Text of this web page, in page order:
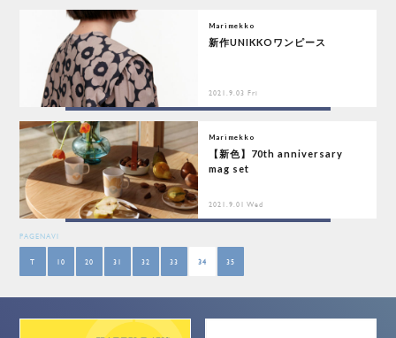
Marimekko
新作UNIKKOワンピース
2021.9.03 Fri
Marimekko
【新色】70th anniversary
mag set
2021.9.01 Wed
PAGENAVI
T 10 20 31 32 33 34 35